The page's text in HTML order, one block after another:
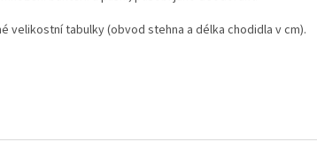
tabulky (obvod stehna a délka chodidla v cm).